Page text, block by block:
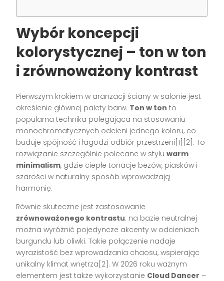
Wybór koncepcji
kolorystycznej – ton w ton
i zrównoważony kontrast
Pierwszym krokiem w aranżacji ściany w salonie jest
określenie głównej palety barw. Ton w ton to
popularna technika polegająca na stosowaniu
monochromatycznych odcieni jednego koloru, co
buduje spójność i łagodzi odbiór przestrzeni[1][2]. To
rozwiązanie szczególnie polecane w styluwarm
minimalism, gdzie ciepłe tonacje beżów, piasków i
szarości w naturalny sposób wprowadzają
harmonię.
Równie skuteczne jest zastosowanie
zrównoważonego kontrastu: na bazie neutralnej
można wyróżnić pojedyncze akcenty w odcieniach
burgundu lub oliwki. Takie połączenie nadaje
wyrazistość bez wprowadzania chaosu, wspierając
unikalny klimat wnętrza[2]. W 2026 roku ważnym
elementem jest także wykorzystanie Cloud Dancer –